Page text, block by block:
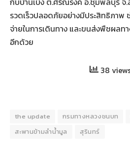
รวดเร็วปลอดภัยอย่างมีประสิทธิภาพ
จ่ายในการเดินทาง และขนส่งพืชผลท
อีกด้วย
38
the update กรมทางหลวงชนบท
สะพานข้ามลำน้ำมูล
สุรินทร์